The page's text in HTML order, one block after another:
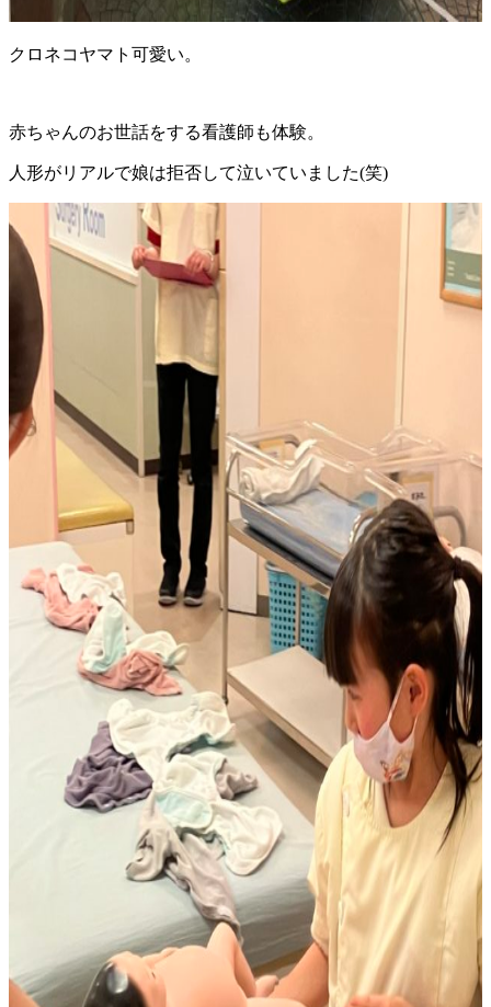
クロネコヤマト可愛い。
赤ちゃんのお世話をする看護師も体験。
人形がリアルで娘は拒否して泣いていました(笑)